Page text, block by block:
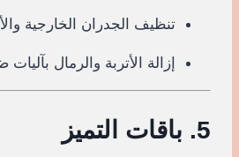
تنظيف الجدران الخارجية
إزالة الأتربة والرمال
5. باقات التميز